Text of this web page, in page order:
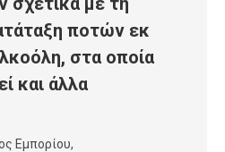
ποτών εκ
στα οποία
και άλλα
Εμπορίου,